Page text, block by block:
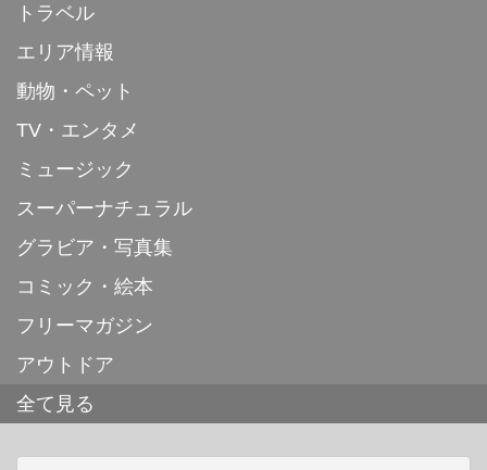
トラベル
エリア情報
動物・ペット
TV・エンタメ
ミュージック
スーパーナチュラル
グラビア・写真集
コミック・絵本
フリーマガジン
アウトドア
全て見る